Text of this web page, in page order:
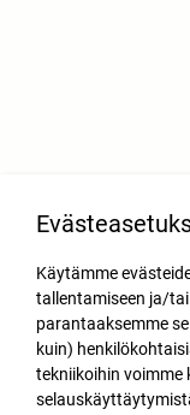
Käytämme
tallentamiseen ja/
parantaaksemme
kuin)
tekniikoihin voimme